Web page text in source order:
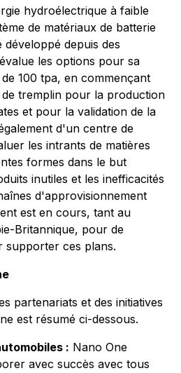
hydroélectrique à faible
de matériaux de batterie
développé depuis des
les options pour sa
100 tpa, en commençant
tremplin pour la production
et pour la validation de la
d'un centre de
les intrants de matières
formes dans le but
inutiles et les inefficacités
d'approvisionnement
est en cours, tant au
Britannique, pour de
supporter ces plans.
partenariats et des initiatives
est résumé ci-dessous.
: Nano One
avec succès avec tous